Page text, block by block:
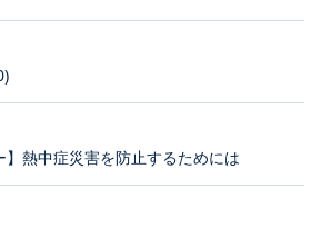
】熱中症災害を防止するためには